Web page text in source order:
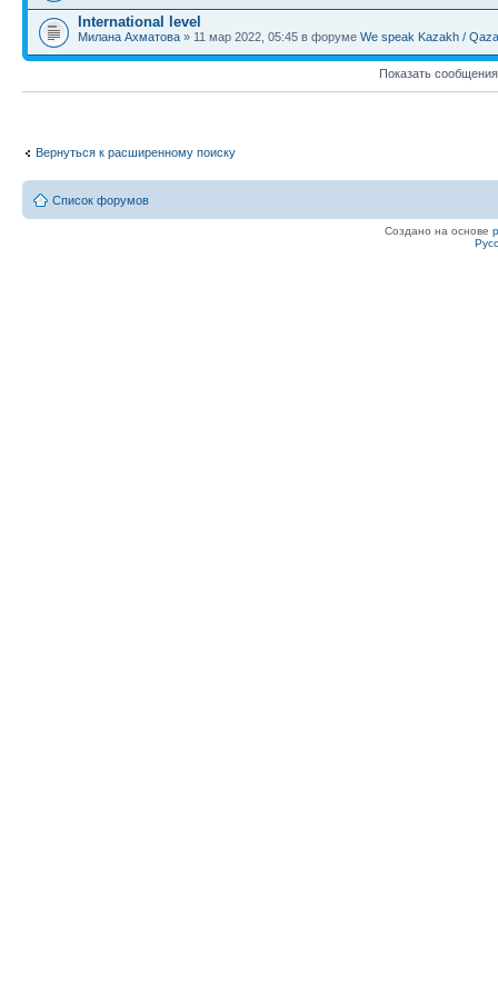
International level
Милана Ахматова » 11 мар 2022, 05:45 в форуме We speak Kazakh /
Показать
Вернуться к расширенному поиску
Список форумов
Создано на основе